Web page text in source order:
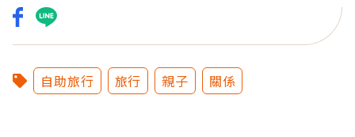
自助旅行 旅行 親子 關係